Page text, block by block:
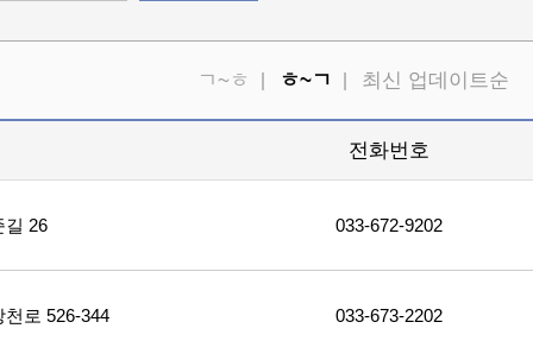
ㄱ~ㅎ ㅎ~ㄱ 최신 업데이트순
길 26
전화번호
033-672-9202
로 526-344 033-673-2202